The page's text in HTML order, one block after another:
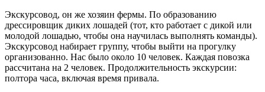
Экскурсовод, он же хозяин фермы. По образованию
дрессировщик диких лошадей (тот, кто работает с дикой или
молодой лошадью, чтобы она научилась выполнять команды).
Экскурсовод набирает группу, чтобы выйти на прогулку
организованно. Нас было около 10 человек. Каждая повозка
рассчитана на 2 человек. Продолжительность экскурсии:
полтора часа, включая время привала.